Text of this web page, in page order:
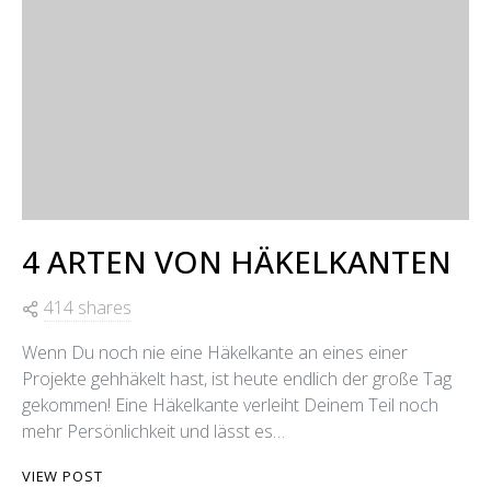
4 ARTEN VON HÄKELKANTEN
414 shares
Wenn Du noch nie eine Häkelkante an eines einer
Projekte gehhäkelt hast, ist heute endlich der große Tag
gekommen! Eine Häkelkante verleiht Deinem Teil noch
mehr Persönlichkeit und lässt es…
VIEW POST